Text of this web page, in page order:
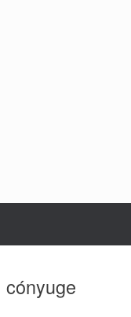
cónyuge